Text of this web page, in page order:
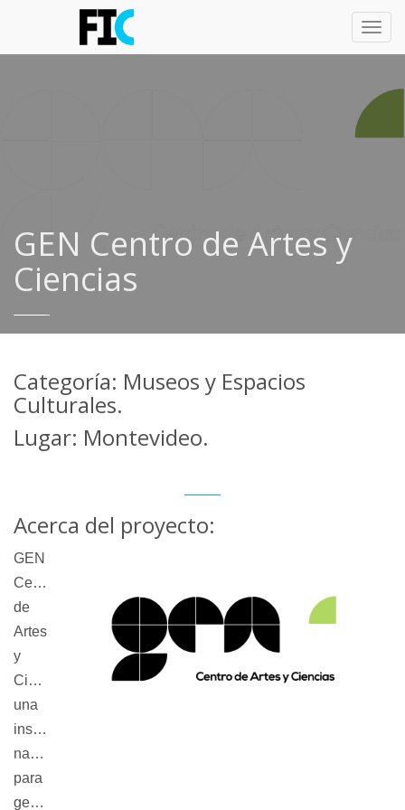
GEN Centro de Artes y
Ciencias
Categoría: Museos y Espacios
Culturales.
Lugar: Montevideo.
Acerca del proyecto:
GEN
Centro
de
Artes
y
Ciencias
una
institución
nacida
para
generar